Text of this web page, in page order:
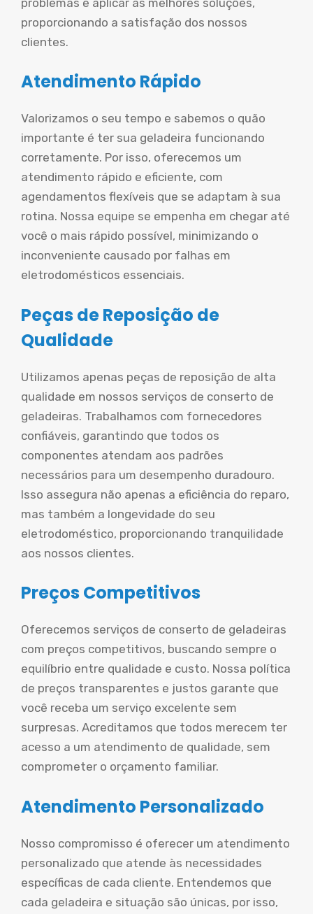
proporcionando a satisfação dos nossos
clientes.
Atendimento Rápido
Valorizamos o seu tempo e sabemos o quão
importante é ter sua geladeira funcionando
corretamente. Por isso, oferecemos um
atendimento rápido e eficiente, com
agendamentos flexíveis que se adaptam à sua
rotina. Nossa equipe se empenha em chegar até
você o mais rápido possível, minimizando o
inconveniente causado por falhas em
eletrodomésticos essenciais.
Peças de Reposição de
Qualidade
Utilizamos apenas peças de reposição de alta
qualidade em nossos serviços de conserto de
geladeiras. Trabalhamos com fornecedores
confiáveis, garantindo que todos os
componentes atendam aos padrões
necessários para um desempenho duradouro.
Isso assegura não apenas a eficiência do reparo,
mas também a longevidade do seu
eletrodoméstico, proporcionando tranquilidade
aos nossos clientes.
Preços Competitivos
Oferecemos serviços de conserto de geladeiras
com preços competitivos, buscando sempre o
equilíbrio entre qualidade e custo. Nossa política
de preços transparentes e justos garante que
você receba um serviço excelente sem
surpresas. Acreditamos que todos merecem ter
acesso a um atendimento de qualidade, sem
comprometer o orçamento familiar.
Atendimento Personalizado
Nosso compromisso é oferecer um atendimento
personalizado que atende às necessidades
específicas de cada cliente. Entendemos que
cada geladeira e situação são únicas, por isso,